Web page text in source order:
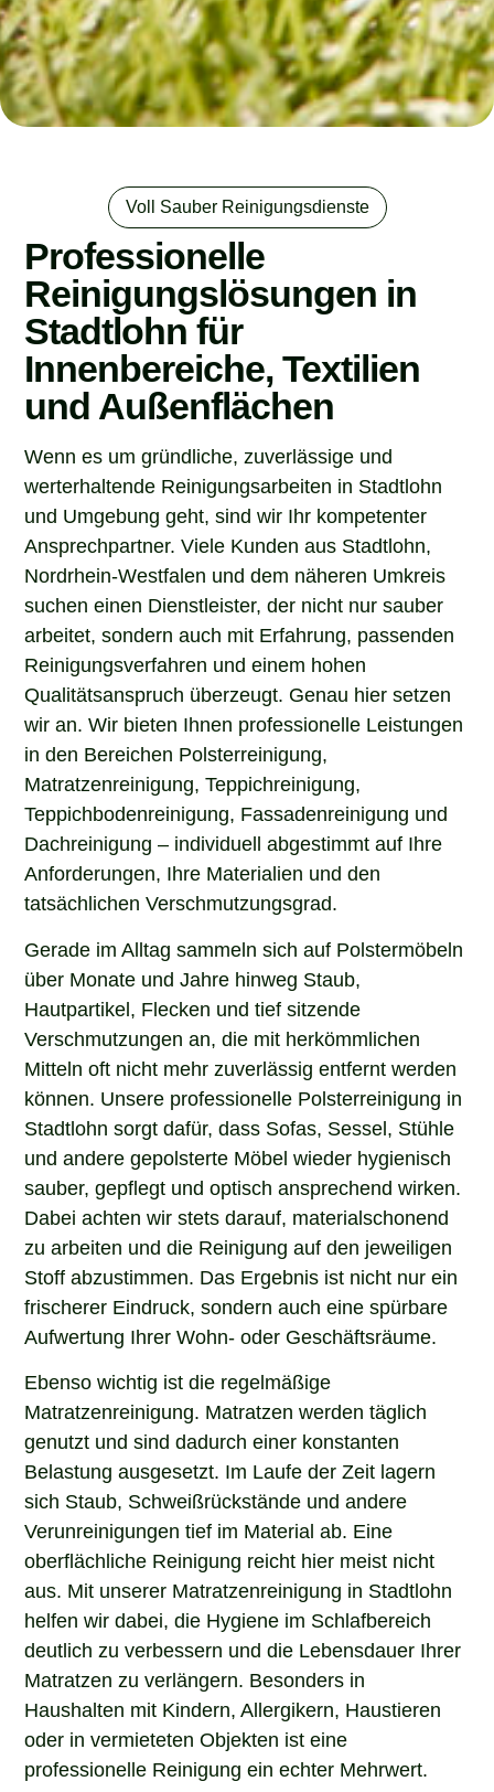
Voll Sauber Reinigungsdienste
Professionelle
Reinigungslösungen in
Stadtlohn für
Innenbereiche, Textilien
und Außenflächen
Wenn es um gründliche, zuverlässige und
werterhaltende Reinigungsarbeiten in Stadtlohn
und Umgebung geht, sind wir Ihr kompetenter
Ansprechpartner. Viele Kunden aus Stadtlohn,
Nordrhein-Westfalen und dem näheren Umkreis
suchen einen Dienstleister, der nicht nur sauber
arbeitet, sondern auch mit Erfahrung, passenden
Reinigungsverfahren und einem hohen
Qualitätsanspruch überzeugt. Genau hier setzen
wir an. Wir bieten Ihnen professionelle Leistungen
in den Bereichen Polsterreinigung,
Matratzenreinigung, Teppichreinigung,
Teppichbodenreinigung, Fassadenreinigung und
Dachreinigung – individuell abgestimmt auf Ihre
Anforderungen, Ihre Materialien und den
tatsächlichen Verschmutzungsgrad.
Gerade im Alltag sammeln sich auf Polstermöbeln
über Monate und Jahre hinweg Staub,
Hautpartikel, Flecken und tief sitzende
Verschmutzungen an, die mit herkömmlichen
Mitteln oft nicht mehr zuverlässig entfernt werden
können. Unsere professionelle Polsterreinigung in
Stadtlohn sorgt dafür, dass Sofas, Sessel, Stühle
und andere gepolsterte Möbel wieder hygienisch
sauber, gepflegt und optisch ansprechend wirken.
Dabei achten wir stets darauf, materialschonend
zu arbeiten und die Reinigung auf den jeweiligen
Stoff abzustimmen. Das Ergebnis ist nicht nur ein
frischerer Eindruck, sondern auch eine spürbare
Aufwertung Ihrer Wohn- oder Geschäftsräume.
Ebenso wichtig ist die regelmäßige
Matratzenreinigung. Matratzen werden täglich
genutzt und sind dadurch einer konstanten
Belastung ausgesetzt. Im Laufe der Zeit lagern
sich Staub, Schweißrückstände und andere
Verunreinigungen tief im Material ab. Eine
oberflächliche Reinigung reicht hier meist nicht
aus. Mit unserer Matratzenreinigung in Stadtlohn
helfen wir dabei, die Hygiene im Schlafbereich
deutlich zu verbessern und die Lebensdauer Ihrer
Matratzen zu verlängern. Besonders in
Haushalten mit Kindern, Allergikern, Haustieren
oder in vermieteten Objekten ist eine
professionelle Reinigung ein echter Mehrwert.